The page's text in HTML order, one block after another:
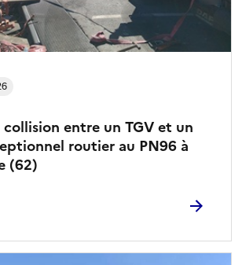
entre un TGV et un
routier au PN96 à
(62)